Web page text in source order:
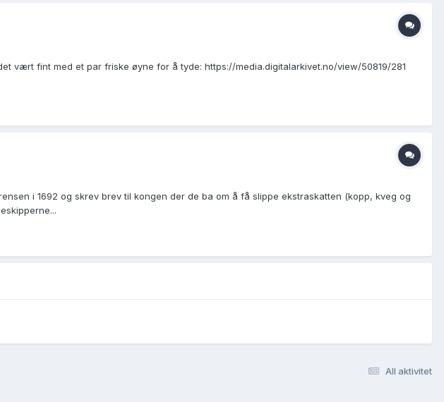
vært fint med et par friske øyne for å tyde: https://media.digitalarkivet.no/view/50819/281
i 1692 og skrev brev til kongen der de ba om å få slippe ekstraskatten (kopp, kveg og
All aktivitet